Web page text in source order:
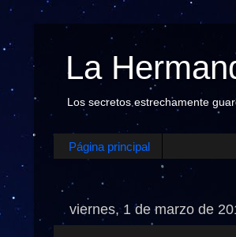
La
Los secretos estrechamente
Página principal
viernes, 1 de marzo de